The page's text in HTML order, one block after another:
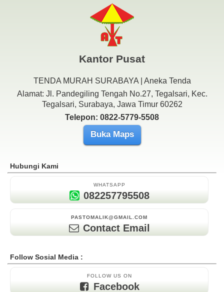
Kantor Pusat
TENDA MURAH SURABAYA | Aneka Tenda
Alamat: Jl. Pandegiling Tengah No.27, Tegalsari, Kec.
Tegalsari, Surabaya, Jawa Timur 60262
Telepon: 0822-5779-5508
Buka Maps
Hubungi Kami
WHATSAPP
082257795508
PASTOMALIK@GMAIL.COM
Contact Email
Follow Sosial Media :
FOLLOW US ON
Facebook